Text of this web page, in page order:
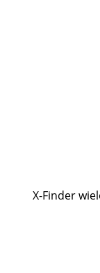
X-Finder